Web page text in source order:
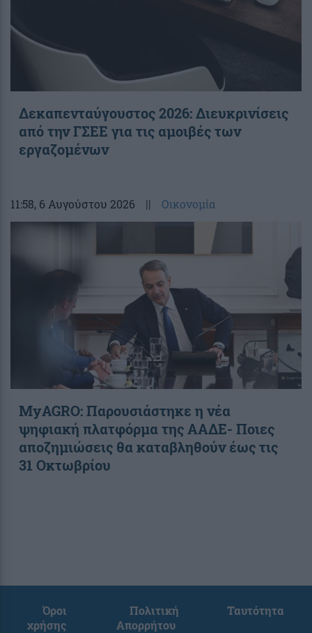
Δεκαπενταύγουστος 2026: Διευκρινίσεις
από την ΓΣΕΕ για τις αμοιβές των
εργαζομένων
11:58, 6 Αυγούστου 2026 || Οικονομία
ΜyAGRO: Παρουσιάστηκε η νέα
ψηφιακή πλατφόρμα της ΑΑΔΕ- Ποιες
αποζημιώσεις θα καταβληθούν έως τις
31 Οκτωβρίου
Όροι
χρήσης
Πολιτική
Απορρήτου
Ταυτότητα